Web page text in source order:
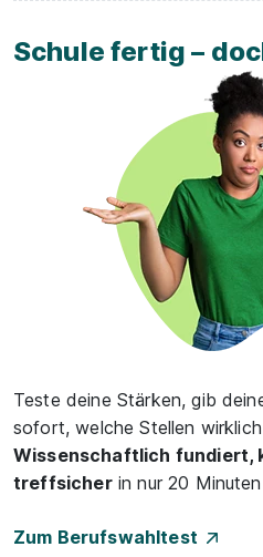
Schule fertig –
Teste deine Stärken, gib
sofort, welche Stellen
Wissenschaftlich fundiert,
treffsicherin nur 20 Minuten
Zum Berufswahltest